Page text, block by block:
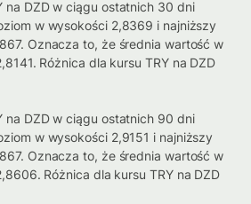
na DZD w ciągu ostatnich 30 dni
w wysokości 2,8369 i najniższy
Oznacza to, że średnia wartość w
Różnica dla kursu TRY na DZD
na DZD w ciągu ostatnich 90 dni
w wysokości 2,9151 i najniższy
Oznacza to, że średnia wartość w
Różnica dla kursu TRY na DZD